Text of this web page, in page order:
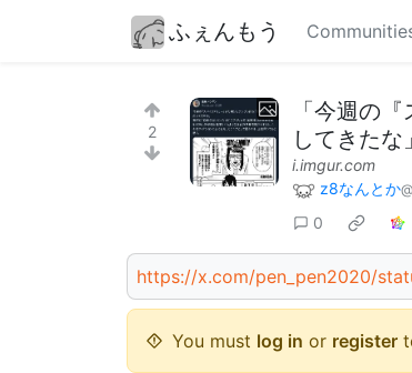
ふぇんもう
2
「今週の
してきたな」
i.imgur.com
z8なんとか
0
https://x.com/pen_pen2020/
You must log in or register